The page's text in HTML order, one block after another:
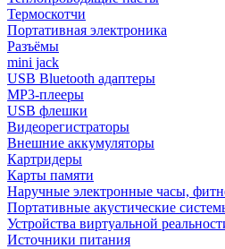
Термоскотчи
Портативная электроника
Разъёмы
mini jack
USB Bluetooth адаптеры
MP3-плееры
USB флешки
Видеорегистраторы
Внешние аккумуляторы
Картридеры
Карты памяти
Наручные электронные часы,
Портативные акустические
Устройства виртуальной
Источники питания